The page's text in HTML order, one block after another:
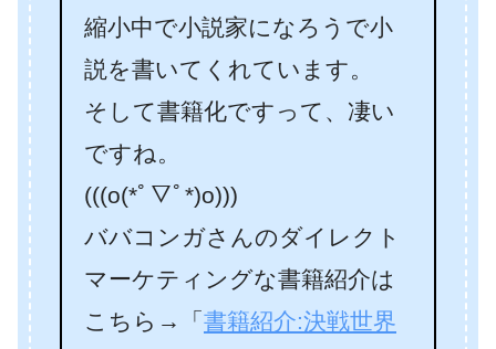
縮小中で小説家になろうで小
説を書いてくれています。
そして書籍化ですって、凄い
ですね。
(((o(*ﾟ▽ﾟ*)o)))
ババコンガさんのダイレクト
マーケティングな書籍紹介は
こちら→「 書籍紹介:決戦世界